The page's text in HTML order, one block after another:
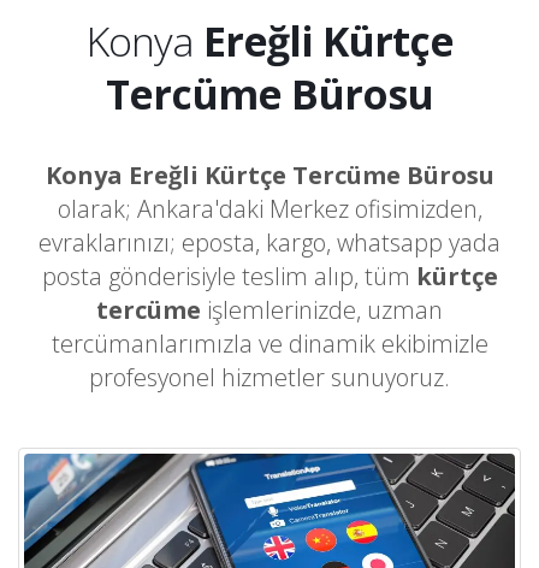
Konya Ereğli Kürtçe
Tercüme Bürosu
Konya Ereğli Kürtçe Tercüme Bürosu
olarak; Ankara'daki Merkez ofisimizden,
evraklarınızı; eposta, kargo, whatsapp yada
posta gönderisiyle teslim alıp, tüm kürtçe
tercüme işlemlerinizde, uzman
tercümanlarımızla ve dinamik ekibimizle
profesyonel hizmetler sunuyoruz.